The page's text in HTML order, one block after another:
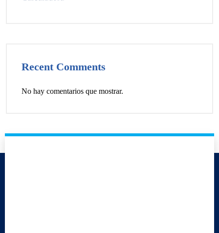
Recent Comments
No hay comentarios que mostrar.